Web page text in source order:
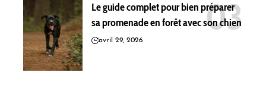
Le guide complet pour bien préparer
sa promenade en forêt avec son chien
avril 29, 2026